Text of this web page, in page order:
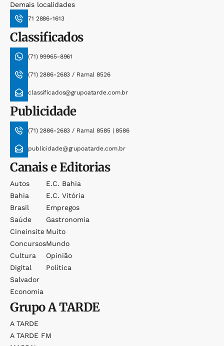
Demais localidades
71 2886-1613
Classificados
(71) 99965-8961
(71) 2886-2683 / Ramal 8526
classificados@grupoatarde.com.br
Publicidade
(71) 2886-2683 / Ramal 8585 | 8586
publicidade@grupoatarde.com.br
Canais e Editorias
Autos
Bahia
Brasil
Saúde
Cineinsite
Concursos
Cultura
Digital
Salvador
Economia
E.c. Bahia
E.c. Vitória
Empregos
Gastronomia
Muito
Mundo
Opinião
Política
GrupoA TARDE
A TARDE
A TARDE FM